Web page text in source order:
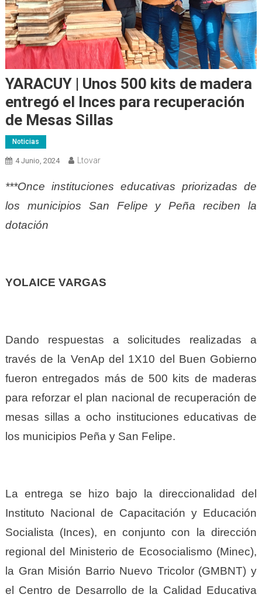
YARACUY | Unos 500 kits de madera
entregó el Inces para recuperación
de Mesas Sillas
Noticias
4 Junio, 2024 Ltovar
***Once instituciones educativas priorizadas de
los municipios San Felipe y Peña reciben la
dotación
YOLAICE VARGAS
Dando respuestas a solicitudes realizadas a
través de la VenAp del 1X10 del Buen Gobierno
fueron entregados más de 500 kits de maderas
para reforzar el plan nacional de recuperación de
mesas sillas a ocho instituciones educativas de
los municipios Peña y San Felipe.
La entrega se hizo bajo la direccionalidad del
Instituto Nacional de Capacitación y Educación
Socialista (Inces), en conjunto con la dirección
regional del Ministerio de Ecosocialismo (Minec),
la Gran Misión Barrio Nuevo Tricolor (GMBNT) y
el Centro de Desarrollo de la Calidad Educativa